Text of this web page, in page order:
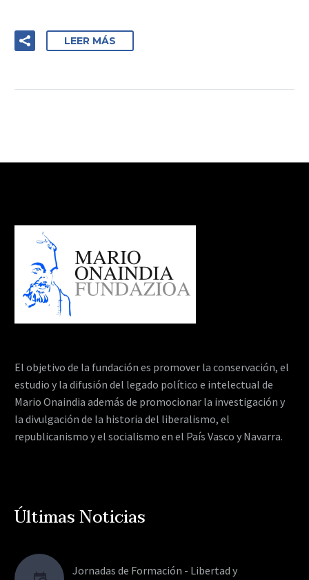
LEER MÁS
El objetivo de la fundación es promover la conservación, el
estudio y la difusión del legado político e intelectual de
Mario Onaindia además de promocionar la investigación y
la divulgación de la historia del liberalismo, el
republicanismo y el socialismo en el País Vasco y Navarra.
Últimas Noticias
Jornadas de Formación - Libertad y